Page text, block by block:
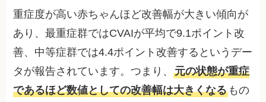
重症度が高い赤ちゃんほど改善幅が大きい傾向が
あり、最重症群ではCVAIが平均で9.1ポイント改
善、中等症群では4.4ポイント改善するというデー
タが報告されています。つまり、元の状態が重症
であるほど数値としての改善幅は大きくなる もの